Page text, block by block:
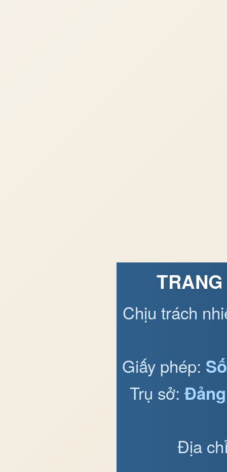
Chịu trách
Giấy phép:
Trụ sở:
Địa